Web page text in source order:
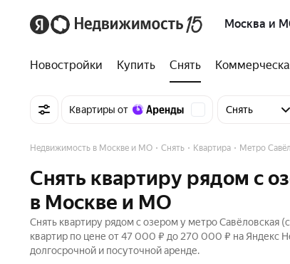
Москва и
Новостройки Купить Снять
Квартиры от Снять
Недвижимость в Москве и МО Снять Квартира Метро
Снять квартиру рядом с
в Москве и МО
Снять квартиру рядом с озером у метро Савёловская
квартир по цене от 47 000 ₽ до 270 000 ₽ на Яндекс
долгосрочной и посуточной аренде.